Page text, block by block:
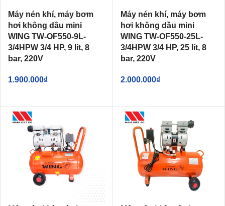
Máy nén khí, máy bơm
hơi không dầu mini
WING TW-OF550-9L-
3/4HPW 3/4 HP, 9 lít, 8
bar, 220V
1.900.000₫
Máy nén khí, máy bơm
hơi không dầu mini
WING TW-OF550-25L-
3/4HPW 3/4 HP, 25 lít, 8
bar, 220V
2.000.000₫